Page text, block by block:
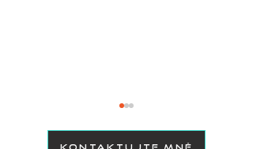
KONTAKTUJTE MNĚ